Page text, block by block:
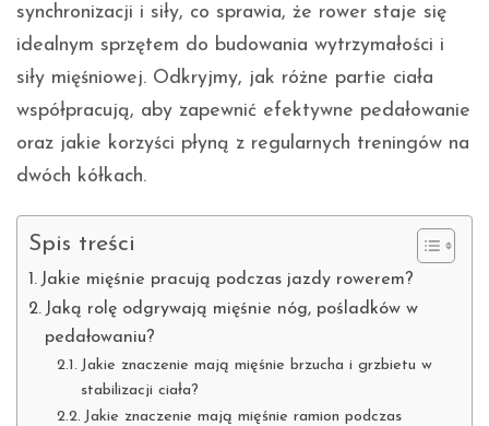
synchronizacji i siły, co sprawia, że rower staje się
idealnym sprzętem do budowania wytrzymałości i
siły mięśniowej. Odkryjmy, jak różne partie ciała
współpracują, aby zapewnić efektywne pedałowanie
oraz jakie korzyści płyną z regularnych treningów na
dwóch kółkach.
Spis treści
Jakie mięśnie pracują podczas jazdy rowerem?
Jaką rolę odgrywają mięśnie nóg, pośladków w
pedałowaniu?
Jakie znaczenie mają mięśnie brzucha i grzbietu w
stabilizacji ciała?
Jakie znaczenie mają mięśnie ramion podczas